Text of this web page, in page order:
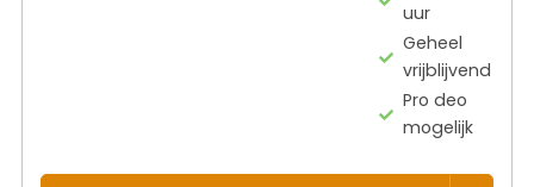
uur
Geheel
vrijblijvend
Pro deo
mogelijk